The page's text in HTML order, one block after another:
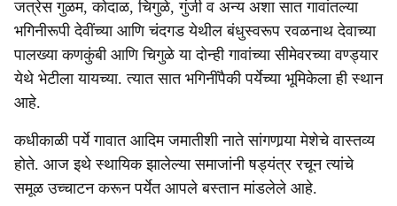
जत्रेस गुळम, कोदाळ, चिगुळे, गुंजी व अन्य अशा सात गावांतल्या
भगिनीरूपी देवींच्या आणि चंदगड येथील बंधुस्वरूप रवळनाथ देवाच्या
पालख्या कणकुंबी आणि चिगुळे या दोन्ही गावांच्या सीमेवरच्या वण्ड्यार
येथे भेटीला यायच्या. त्यात सात भगिनींपैकी पर्येच्या भूमिकेला ही स्थान
आहे.
कधीकाळी पर्ये गावात आदिम जमातीशी नाते सांगणार्‍या मेशेचे वास्तव्य
होते. आज इथे स्थायिक झालेल्या समाजांनी षड्यंत्र रचून त्यांचे
समूळ उच्चाटन करून पर्येत आपले बस्तान मांडलेले आहे.